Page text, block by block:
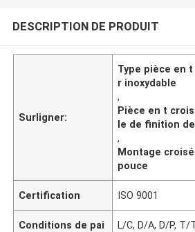
DESCRIPTION DE PRODUIT
Surligner:
Type pièce en
r inoxydable
,
Pièce en t
le de finition
,
Montage
pouce
Certification ISO 9001
Conditions de pai
L/C, D/A, D/P, T/